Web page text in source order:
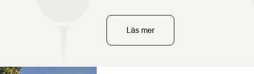
shopen in till kansliet i […]
Läs mer